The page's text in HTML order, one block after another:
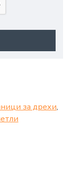
за дрехи,